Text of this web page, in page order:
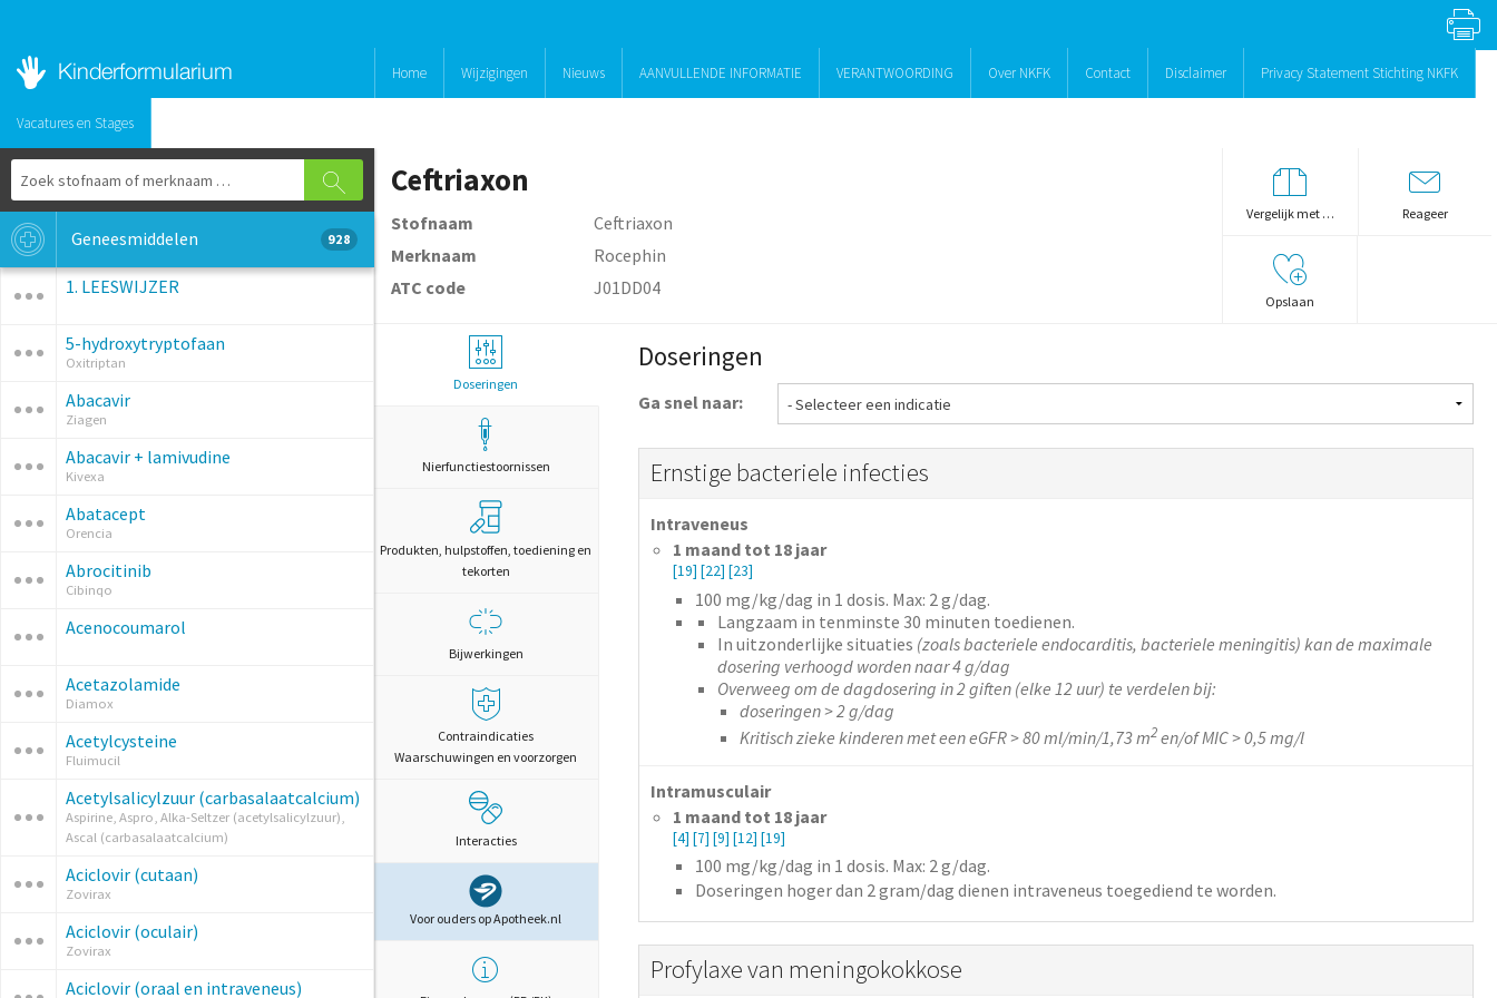
Home Wijzigingen Nieuws AANVULLENDE INFORMATIE VERANTWOORDING Over NKFK Contact Disclaimer Privacy Statement Stichting NKFK
Vacatures en Stages
Geneesmiddelen 928
1. LEESWIJZER
5-hydroxytryptofaan
Oxitriptan
Abacavir
Ziagen
Abacavir + lamivudine
Kivexa
Abatacept
Orencia
Abrocitinib
Cibinqo
Acenocoumarol
Acetazolamide
Diamox
Acetylcysteine
Fluimucil
Acetylsalicylzuur (carbasalaatcalcium)
Aspirine, Aspro, Alka-Seltzer (acetylsalicylzuur),
Ascal (carbasalaatcalcium)
Aciclovir (cutaan)
Zovirax
Aciclovir (oculair)
Zovirax
Aciclovir (oraal en intraveneus)
Ceftriaxon
Stofnaam
Ceftriaxon
Merknaam
Rocephin
ATC code
J01DD04
Vergelijk met … Reageer
Opslaan
Doseringen
Nierfunctiestoornissen
Produkten, hulpstoffen, toediening en
tekorten
Bijwerkingen
Contraindicaties
Waarschuwingen en voorzorgen
Interacties
Voor ouders op Apotheek.nl
Doseringen
Ga snel naar:
Ernstige bacteriele infecties
Intraveneus
1 maand tot 18 jaar
[19] [22] [23]
100 mg/kg/dag in 1 dosis. Max: 2 g/dag.
Langzaam in tenminste 30 minuten toedienen.
In uitzonderlijke situaties (zoals bacteriele endocarditis, bacteriele meningitis) kan de maximale
dosering verhoogd worden naar 4 g/dag
Overweeg om de dagdosering in 2 giften (elke 12 uur) te verdelen bij:
doseringen > 2 g/dag
Kritisch zieke kinderen met een eGFR > 80 ml/min/1,73 m2en/of MIC > 0,5 mg/l
Intramusculair
1 maand tot 18 jaar
[4] [7] [9] [12] [19]
100 mg/kg/dag in 1 dosis. Max: 2 g/dag.
Doseringen hoger dan 2 gram/dag dienen intraveneus toegediend te worden.
Profylaxe van meningokokkose